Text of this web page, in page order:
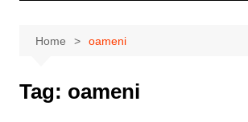
Home oameni
Tag: oameni